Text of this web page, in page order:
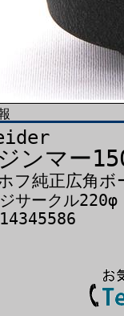
ンマー
フ純正広角ボ
サークル220φ